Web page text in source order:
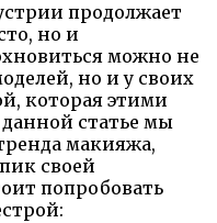
продолжает
но и
можно не
но и у своих
которая этими
статье мы
макияжа,
своей
попробовать